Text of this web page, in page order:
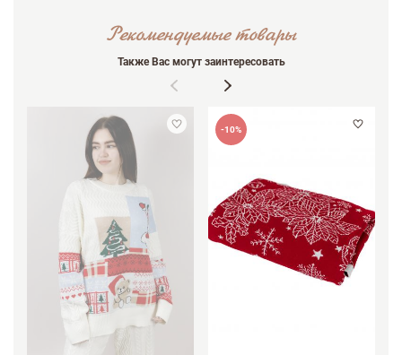
Рекомендуемые товары
Также Вас могут заинтересовать
-10%